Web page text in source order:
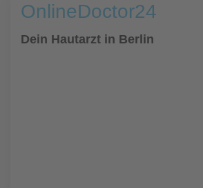
OnlineDoctor24
Dein Hautarzt in Berlin